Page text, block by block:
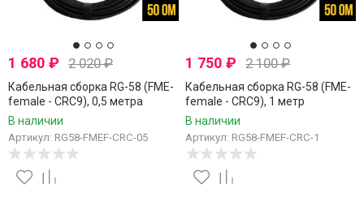
1 680 ₽ 2 020₽
Кабельная сборка RG-58 (FME-
female - CRC9), 0,5 метра
В наличии
Артикул: RG58-FMEF-CRC-05
1 750₽ 2 100₽
Кабельная сборка RG-58 (FME-
female - CRC9), 1 метр
В наличии
Артикул: RG58-FMEF-CRC-1